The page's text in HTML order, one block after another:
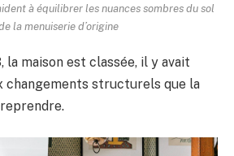
à équilibrer les nuances sombres du sol
la menuiserie d’origine
la maison est classée, il y avait
changements structurels que la